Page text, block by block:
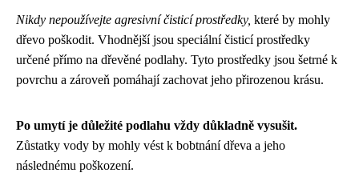
Nikdy nepoužívejte agresivní čisticí prostředky, které by mohly
dřevo poškodit. Vhodnější jsou speciální čisticí prostředky
určené přímo na dřevěné podlahy. Tyto prostředky jsou šetrné k
povrchu a zároveň pomáhají zachovat jeho přirozenou krásu.
Po umytí je důležité podlahu vždy důkladně vysušit.
Zůstatky vody by mohly vést k bobtnání dřeva a jeho
následnému poškození.